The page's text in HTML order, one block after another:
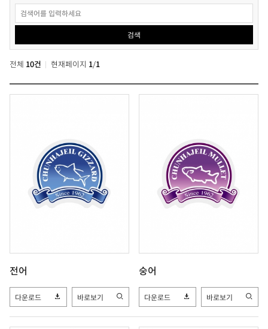
검색
전체 10건 현재페이지 1/1
전어
다운로드 바로보기
숭어
다운로드 바로보기